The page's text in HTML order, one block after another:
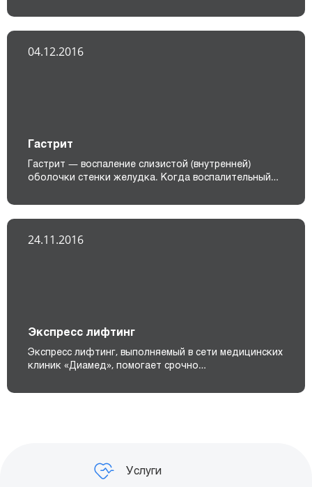
04.12.2016
Гастрит
Гастрит — воспаление слизистой (внутренней)
оболочки стенки желудка. Когда воспалительный…
24.11.2016
Экспресс лифтинг
Экспресс лифтинг, выполняемый в сети медицинских
клиник «Диамед», помогает срочно…
Услуги